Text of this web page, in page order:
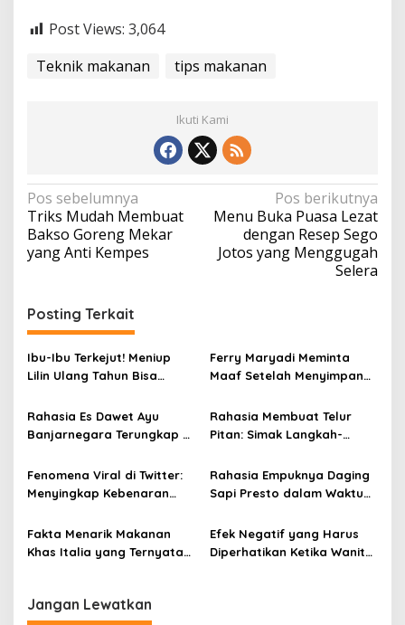
Post Views: 3,064
Teknik makanan
tips makanan
Ikuti Kami
N
a
v
g
a
s
i
o
Pos sebelumnya
Triks Mudah Membuat
Bakso Goreng Mekar
yang Anti Kempes
Pos berikutnya
Menu Buka Puasa Lezat
dengan Resep Sego
Jotos yang Menggugah
Selera
Posting Terkait
Ibu-Ibu Terkejut! Meniup
Lilin Ulang Tahun Bisa
Ferry Maryadi Meminta
Maaf Setelah Menyimpan
Rahasia Es Dawet Ayu
Banjarnegara Terungkap di
Rahasia Membuat Telur
Pitan: Simak Langkah-
Panduannya
Fenomena Viral di Twitter:
Menyingkap Kebenaran
Sama dengan Daging
Rahasia Empuknya Daging
Sapi Presto dalam Waktu
Fakta Menarik Makanan
Khas Italia yang Ternyata
Efek Negatif yang Harus
Diperhatikan Ketika Wanita
Jangan Lewatkan